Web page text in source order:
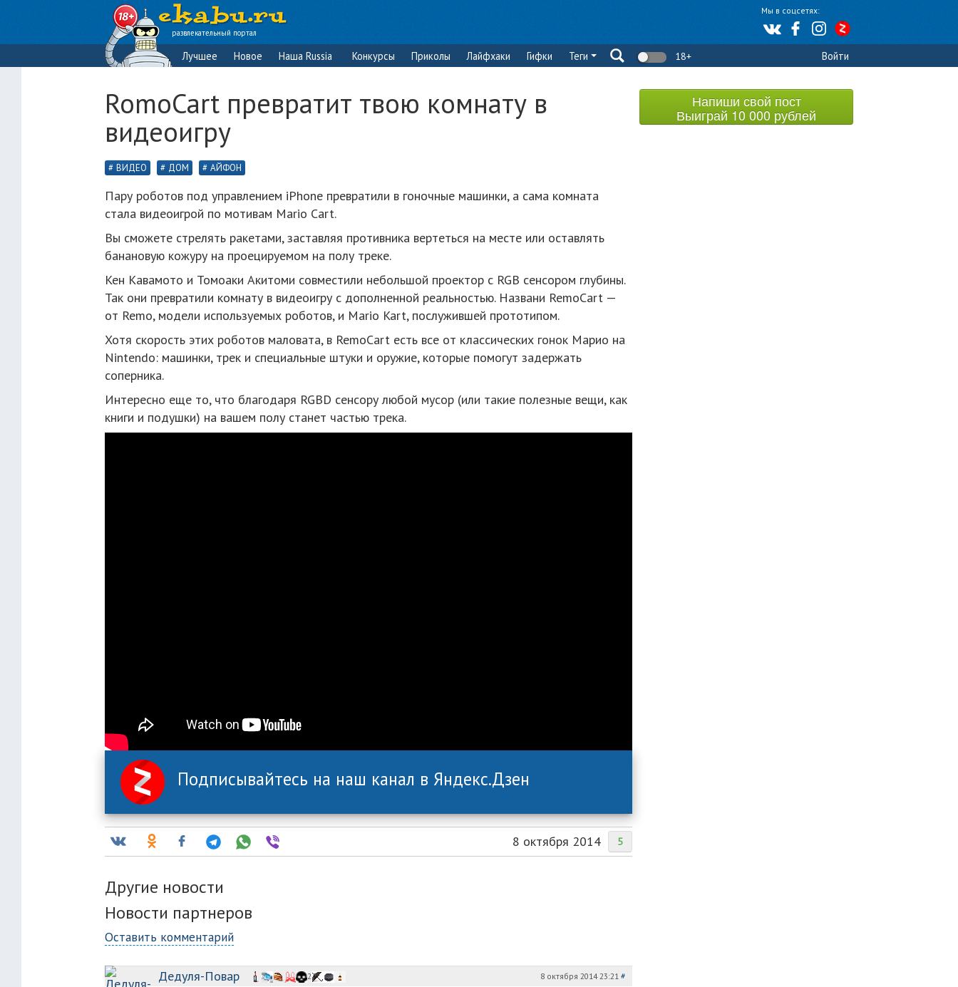
Мы в соцсетях:
развлекательный портал
Лучшее Новое Наша Russia Конкурсы Приколы Лайфхаки Гифки Теги 18+ Войти
RomoCart превратит твою комнату в
видеоигру
ВИДЕО ДОМ АЙФОН
Пару роботов под управлением iPhone превратили в гоночные машинки, а сама комната
стала видеоигрой по мотивам Mario Cart.
Вы сможете стрелять ракетами, заставляя противника вертеться на месте или оставлять
банановую кожуру на проецируемом на полу треке.
Кен Кавамото и Томоаки Акитоми совместили небольшой проектор с RGB сенсором глубины.
Так они превратили комнату в видеоигру с дополненной реальностью. Названи RemoCart —
от Remo, модели используемых роботов, и Mario Kart, послужившей прототипом.
Хотя скорость этих роботов маловата, в RemoCart есть все от классических гонок Марио на
Nintendo: машинки, трек и специальные штуки и оружие, которые помогут задержать
соперника.
Интересно еще то, что благодаря RGBD сенсору любой мусор (или такие полезные вещи, как
книги и подушки) на вашем полу станет частью трека.
Подписывайтесь на наш канал в Яндекс.Дзен
5
8 октября 2014
Другие новости
Новости партнеров
Оставить комментарий
Дедуля-Повар 8 октября 2014 23:21 #
2
Напиши свой пост
Выиграй 10 000 рублей